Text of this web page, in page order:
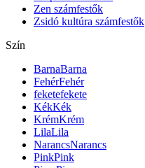
Zen számfestők
Zsidó kultúra számfestők
Szín
BarnaBarna
FehérFehér
feketefekete
KékKék
KrémKrém
LilaLila
NarancsNarancs
PinkPink